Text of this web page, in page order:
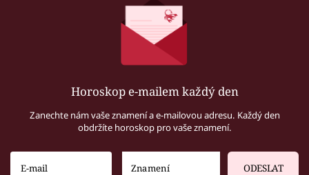
Horoskop e-mailem každý den
Zanechte nám vaše znamení a e-mailovou adresu. Každý den
obdržíte horoskop pro vaše znamení.
ODESLAT